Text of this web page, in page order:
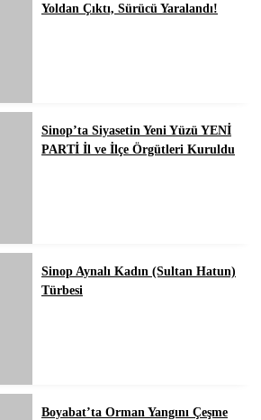
Yoldan Çıktı, Sürücü Yaralandı!
Sinop’ta Siyasetin Yeni Yüzü YENİ
PARTİ İl ve İlçe Örgütleri Kuruldu
Sinop Aynalı Kadın (Sultan Hatun)
Türbesi
Boyabat’ta Orman Yangını Çeşme